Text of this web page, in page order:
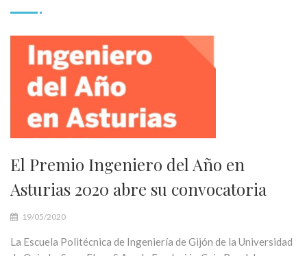
El Premio Ingeniero del Año en
Asturias 2020 abre su convocatoria
19/05/2020
La Escuela Politécnica de Ingeniería de Gijón de la Universidad